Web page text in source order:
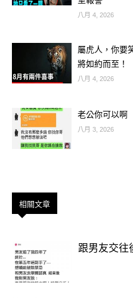
交往時很和諧，但
風象想自由、感覺
土象想穩定、規律
風象覺得自己像被
土象覺得對方「沒
生活習慣差異太大
理財與責任觀不相
土象偏悶不會說愛
八月 4, 2026
屬虎人，你要
將如約而至！
八月 4, 2026
老公你可以啊
八月 3, 2026
相關文章
跟男友交